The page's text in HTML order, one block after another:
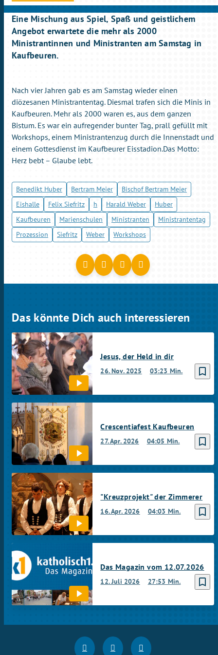
Eine Mischung aus Spiel, Spaß und geistlichem
Angebot erwartete die mehr als 2000
Ministrantinnen und Ministranten am Samstag in
Kaufbeuren.
Nach vier Jahren gab es am Samstag wieder einen
diözesanen Ministrantentag. Diesmal trafen sich die Minis in
Kaufbeuren. Mehr als 2000 waren es, aus dem ganzen
Bistum. Es war ein aufregender bunter Tag, prall gefüllt mit
Workshops, einem Ministrantenzug durch die Innenstadt und
einem Gottesdienst im Kaufbeurer Eisstadion.Das Motto:
Herz bebt – Glaube lebt.
Benedikt Huber Bertram Meier
Bischof Bertram Meier
Eishalle
Felix Siefritz h Harald Weber
Huber
Kaufbeuren
Marienschulen Ministranten
Ministrantentag
Prozession
Siefritz Weber Workshops
Das könnte Dich auch interessieren
bookmark_border
26. Nov. 2025 03:23 Min.
Jesus, der Held in dir
bookmark_border
27. Apr. 2026 04:05 Min.
Crescentiafest Kaufbeuren
bookmark_border
16. Apr. 2026 04:03 Min.
"Kreuzprojekt" der Zimmerer
bookmark_border
12. Juli 2026 27:53 Min.
Das Magazin vom 12.07.2026